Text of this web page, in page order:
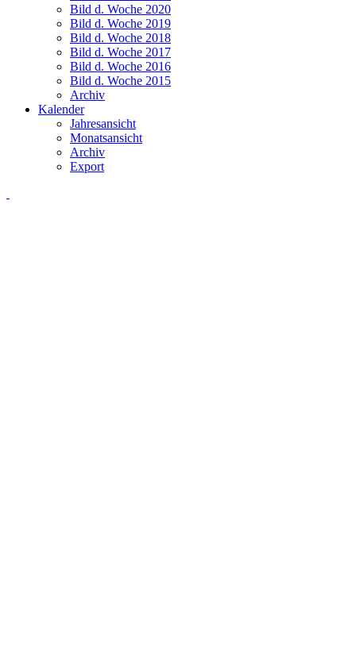
Bild d. Woche 2020
Bild d. Woche 2019
Bild d. Woche 2018
Bild d. Woche 2017
Bild d. Woche 2016
Bild d. Woche 2015
Archiv
Kalender
Jahresansicht
Monatsansicht
Archiv
Export